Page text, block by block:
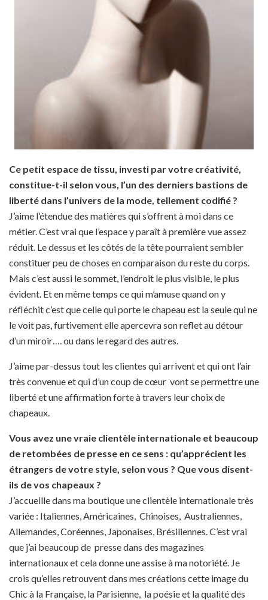
Ce petit espace de tissu, investi par votre créativité,
constitue-t-il selon vous, l’un des derniers bastions de
liberté dans l’univers de la mode, tellement codifié ?
J’aime l’étendue des matières qui s’offrent à moi dans ce
métier. C’est vrai que l’espace y paraît à première vue assez
réduit. Le dessus et les côtés de la tête pourraient sembler
constituer peu de choses en comparaison du reste du corps.
Mais c’est aussi le sommet, l’endroit le plus visible, le plus
évident. Et en même temps ce qui m’amuse quand on y
réfléchit c’est que celle qui porte le chapeau est la seule qui ne
le voit pas, furtivement elle apercevra son reflet au détour
d’un miroir…. ou dans le regard des autres.
J’aime par-dessus tout les clientes qui arrivent et qui ont l’air
très convenue et qui d’un coup de cœur vont se permettre une
liberté et une affirmation forte à travers leur choix de
chapeaux.
Vous avez une vraie clientèle internationale et beaucoup
de retombées de presse en ce sens : qu’apprécient les
étrangers de votre style, selon vous ? Que vous disent-
ils de vos chapeaux ?
J’accueille dans ma boutique une clientèle internationale très
variée : Italiennes, Américaines, Chinoises, Australiennes,
Allemandes, Coréennes, Japonaises, Brésiliennes. C’est vrai
que j’ai beaucoup de presse dans des magazines
internationaux et cela donne une assise à ma notoriété. Je
crois qu’elles retrouvent dans mes créations cette image du
Chic à la Française, la Parisienne, la poésie et la qualité des